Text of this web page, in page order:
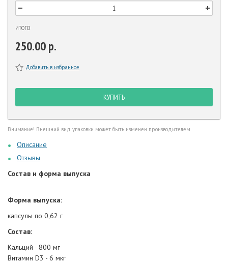
ИТОГО
250.00 р.
Добавить в избранное
КУПИТЬ
Внимание! Внешний вид упаковки может быть изменен производителем.
Описание
Отзывы
Состав и форма выпуска
Форма выпуска:
капсулы по 0,62 г
Состав:
Кальций - 800 мг
Витамин D3 - 6 мкг